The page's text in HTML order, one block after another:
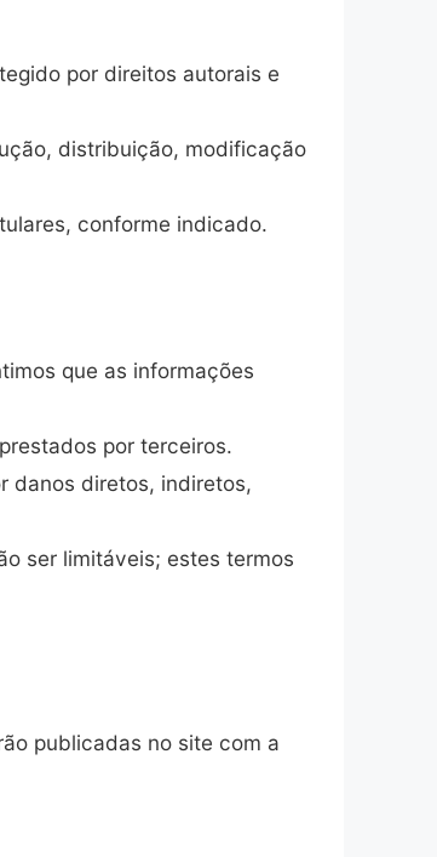
por direitos autorais e
distribuição, modificação
conforme indicado.
que as informações
por terceiros.
danos diretos, indiretos,
ser limitáveis; estes termos
publicadas no site com a